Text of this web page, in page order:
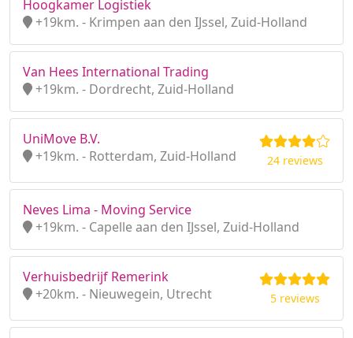
Hoogkamer Logistiek
+19km. - Krimpen aan den IJssel, Zuid-Holland
Van Hees International Trading
+19km. - Dordrecht, Zuid-Holland
UniMove B.V.
+19km. - Rotterdam, Zuid-Holland
24 reviews
Neves Lima - Moving Service
+19km. - Capelle aan den IJssel, Zuid-Holland
Verhuisbedrijf Remerink
+20km. - Nieuwegein, Utrecht
5 reviews